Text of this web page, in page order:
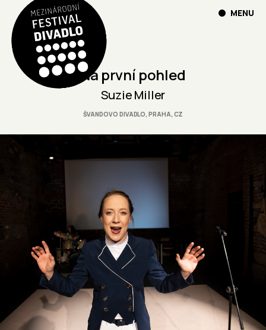
MENU
Na první pohled
Suzie Miller
ŠVANDOVO DIVADLO, PRAHA, CZ